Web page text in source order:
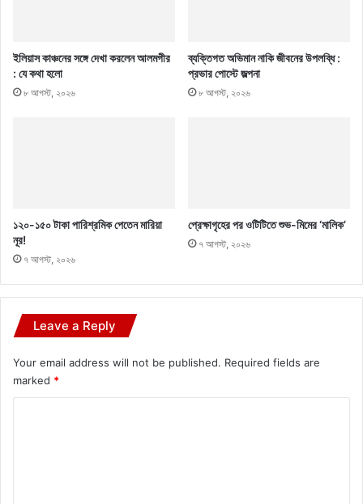
ইলিয়াস কাঞ্চনের সঙ্গে দেখা করলেন আলমগীর
: যে কথা হলো
৮ আগস্ট, ২০২৬
ব্যক্তিগত অভিমান নাকি জীবনের উপলব্ধি :
প্রভার পোস্টে জল্পনা
৮ আগস্ট, ২০২৬
১২০-১৫০ টাকা পারিশ্রমিক পেতেন মারিয়া
নূর!
৭ আগস্ট, ২০২৬
প্রেক্ষাগৃহের পর ওটিটিতে শুভ-মিমের ‘মালিক’
৭ আগস্ট, ২০২৬
Leave a Reply
Your email address will not be published. Required fields are
marked *